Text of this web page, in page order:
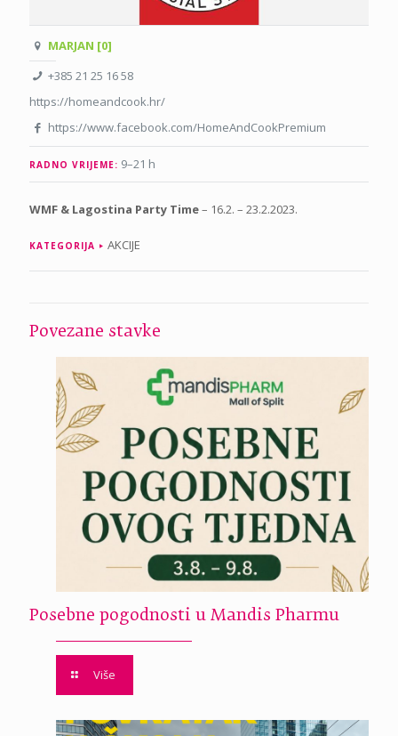
MARJAN [0]
+385 21 25 16 58
https://homeandcook.hr/
https://www.facebook.com/HomeAndCookPremium
RADNO VRIJEME: 9–21 h
WMF & Lagostina Party Time– 16.2. – 23.2.2023.
KATEGORIJA AKCIJE
Povezane stavke
Posebne pogodnosti u Mandis Pharmu
Više